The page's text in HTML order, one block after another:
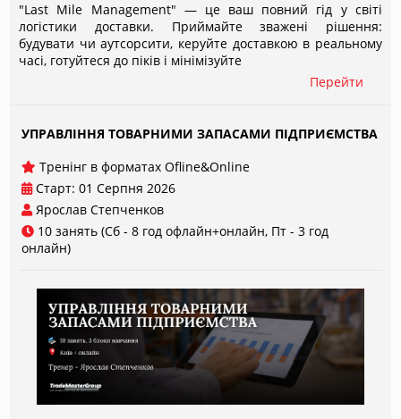
"Last Mile Management" — це ваш повний гід у світі
логістики доставки. Приймайте зважені рішення:
будувати чи аутсорсити, керуйте доставкою в реальному
часі, готуйтеся до піків і мінімізуйте
Перейти
УПРАВЛІННЯ ТОВАРНИМИ ЗАПАСАМИ ПІДПРИЄМСТВА
Тренінг в форматах Ofline&Online
Старт: 01 Серпня 2026
Ярослав Степченков
10 занять (Сб - 8 год офлайн+онлайн, Пт - 3 год
онлайн)